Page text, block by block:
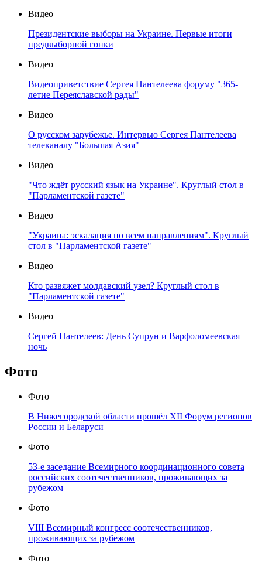
Видео
Президентские выборы на Украине. Первые итоги
предвыборной гонки
Видео
Видеоприветствие Сергея Пантелеева форуму "365-
летие Переяславской рады"
Видео
О русском зарубежье. Интервью Сергея Пантелеева
телеканалу "Большая Азия"
Видео
"Что ждёт русский язык на Украине". Круглый стол в
"Парламентской газете"
Видео
"Украина: эскалация по всем направлениям". Круглый
стол в "Парламентской газете"
Видео
Кто развяжет молдавский узел? Круглый стол в
"Парламентской газете"
Видео
Сергей Пантелеев: День Супрун и Варфоломеевская
ночь
Фото
Фото
В Нижегородской области прошёл XII Форум регионов
России и Беларуси
Фото
53-е заседание Всемирного координационного совета
российских соотечественников, проживающих за
рубежом
Фото
VIII Всемирный конгресс соотечественников,
проживающих за рубежом
Фото